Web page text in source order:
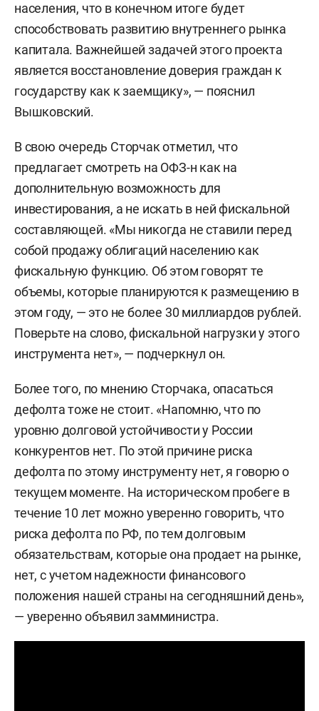
населения, что в конечном итоге будет
способствовать развитию внутреннего рынка
капитала. Важнейшей задачей этого проекта
является восстановление доверия граждан к
государству как к заемщику», — пояснил
Вышковский.
В свою очередь Сторчак отметил, что
предлагает смотреть на ОФЗ-н как на
дополнительную возможность для
инвестирования, а не искать в ней фискальной
составляющей. «Мы никогда не ставили перед
собой продажу облигаций населению как
фискальную функцию. Об этом говорят те
объемы, которые планируются к размещению в
этом году, — это не более 30 миллиардов рублей.
Поверьте на слово, фискальной нагрузки у этого
инструмента нет», — подчеркнул он.
Более того, по мнению Сторчака, опасаться
дефолта тоже не стоит. «Напомню, что по
уровню долговой устойчивости у России
конкурентов нет. По этой причине риска
дефолта по этому инструменту нет, я говорю о
текущем моменте. На историческом пробеге в
течение 10 лет можно уверенно говорить, что
риска дефолта по РФ, по тем долговым
обязательствам, которые она продает на рынке,
нет, с учетом надежности финансового
положения нашей страны на сегодняшний день»,
— уверенно объявил замминистра.